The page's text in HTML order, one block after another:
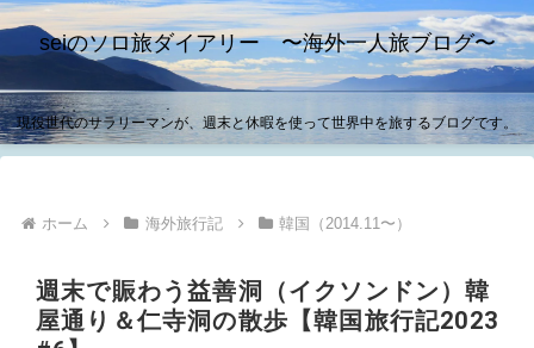
seiのソロ旅ダイアリー 〜海外一人旅ブログ〜
現役世代のサラリーマンが、週末と休暇を使って世界中を旅するブログです。
ホーム 海外旅行記 韓国（2014.11〜）
週末で賑わう益善洞（イクソンドン）韓
屋通り＆仁寺洞の散歩【韓国旅行記2023